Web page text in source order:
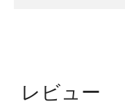
レビュー